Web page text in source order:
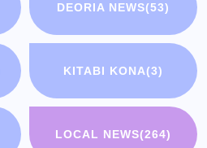
DEORIA NEWS(53)
KITABI KONA(3)
LOCAL NEWS(264)